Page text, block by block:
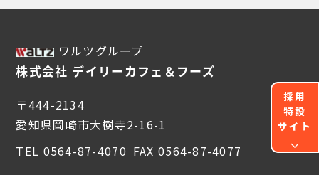
ワルツグループ
株式会社 デイリーカフェ＆フーズ
〒444-2134
愛知県岡崎市大樹寺2-16-1
TEL 0564-87-4070 FAX 0564-87-4077
採用
特設
サイト
expand_more